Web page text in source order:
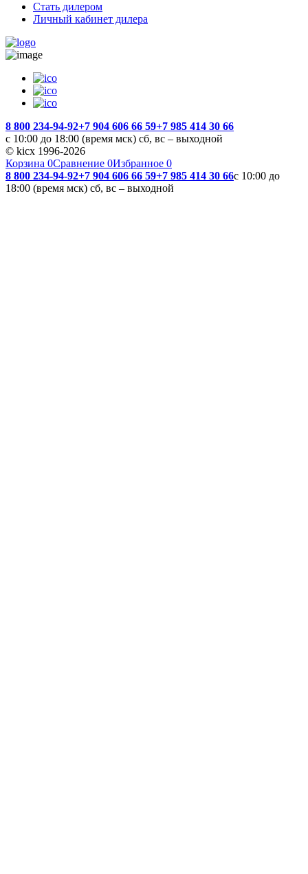
Стать дилером
Личный кабинет дилера
8 800 234-94-92+7 904 606 66 59+7 985 414 30 66
с 10:00 до 18:00 (время мск) сб, вс – выходной
© kicx 1996-2026
Корзина 0Сравнение 0Избранное 0
8 800 234-94-92+7 904 606 66 59+7 985 414 30 66с 10:00 до
18:00 (время мск) сб, вс – выходной